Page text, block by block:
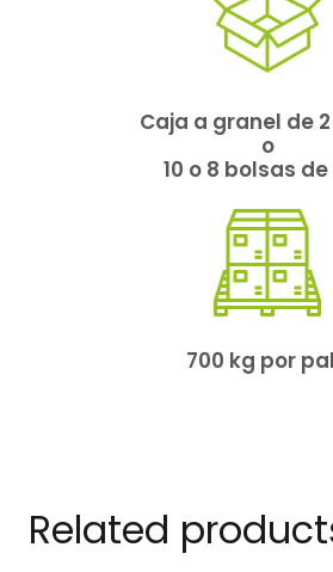
Caja a granel de
o
10 o 8 bolsas de
700 kg por
Related